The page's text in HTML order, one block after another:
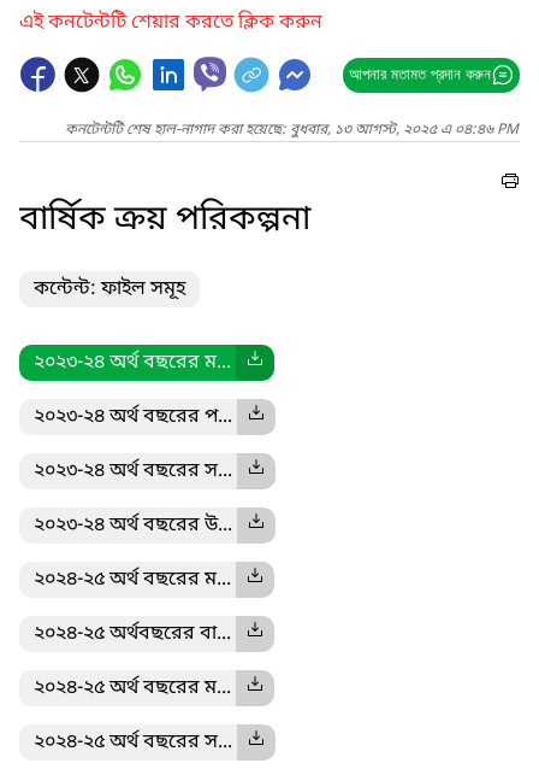
এই কনটেন্টটি শেয়ার করতে ক্লিক করুন
আপনার মতামত প্রদান করুন
কনটেন্টটি শেষ হাল-নাগাদ করা হয়েছে: বুধবার, ১৩ আগস্ট, ২০২৫ এ ০৪:৪৬ PM
বার্ষিক ক্রয় পরিকল্পনা
কন্টেন্ট: ফাইল সমূহ
২০২৩-২৪ অর্থ বছরের ম...
২০২৩-২৪ অর্থ বছরের প...
২০২৩-২৪ অর্থ বছরের স...
২০২৩-২৪ অর্থ বছরের উ...
২০২৪-২৫ অর্থ বছরের ম...
২০২৪-২৫ অর্থবছরের বা...
২০২৪-২৫ অর্থ বছরের ম...
২০২৪-২৫ অর্থ বছরের স...